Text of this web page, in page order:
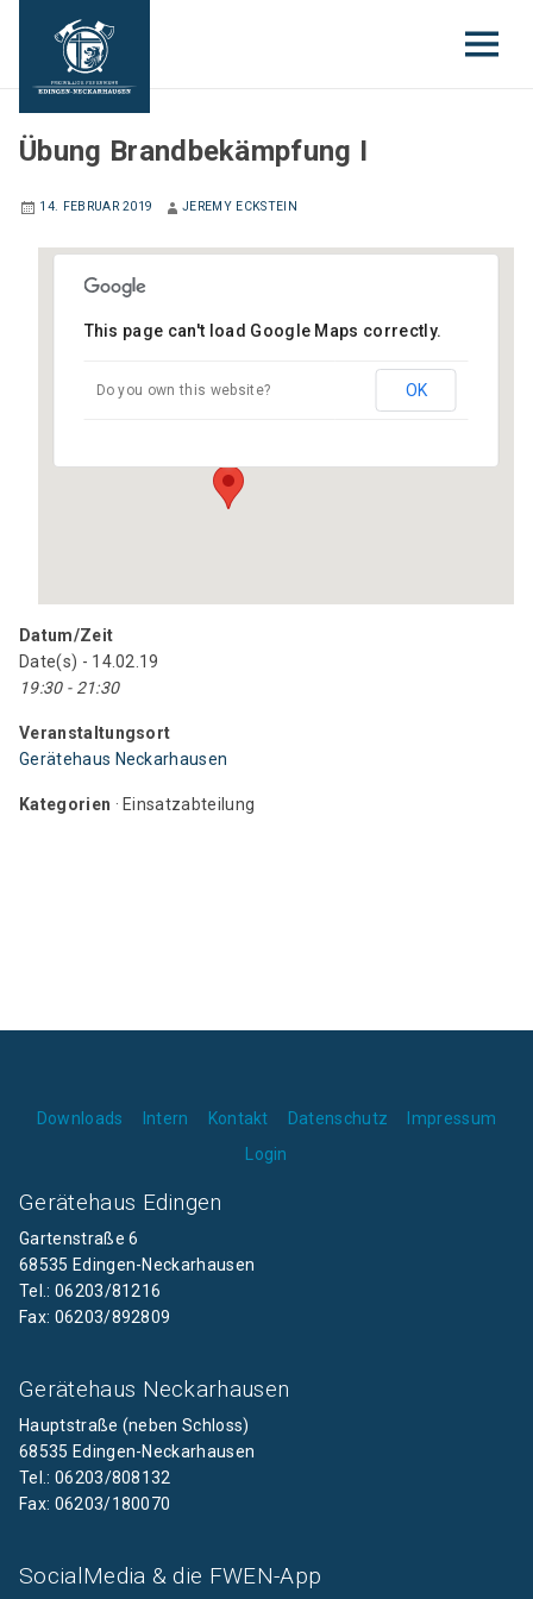
EINSATZABTEILUNG
Übung Brandbekämpfung I
14. FEBRUAR 2019 JEREMY ECKSTEIN
Hauptstraße (neben Schloss) - Edingen-
Neckarhausen
This page can't load Google Maps correctly.
Do you own this website? OK
Datum/Zeit
Date(s) - 14.02.19
19:30 - 21:30
Veranstaltungsort
Gerätehaus Neckarhausen
Kategorien · Einsatzabteilung
Downloads Intern Kontakt Datenschutz
Impressum
Login
Gerätehaus Edingen
Gartenstraße 6
68535 Edingen-Neckarhausen
Tel.: 06203/81216
Fax: 06203/892809
Gerätehaus Neckarhausen
Hauptstraße (neben Schloss)
68535 Edingen-Neckarhausen
Tel.: 06203/808132
Fax: 06203/180070
SocialMedia & die FWEN-App